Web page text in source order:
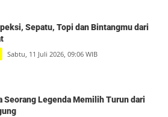
Sepatu, Topi dan Bintangmu dari
Sabtu, 11 Juli 2026, 09:06 WIB
Seorang Legenda Memilih Turun dari